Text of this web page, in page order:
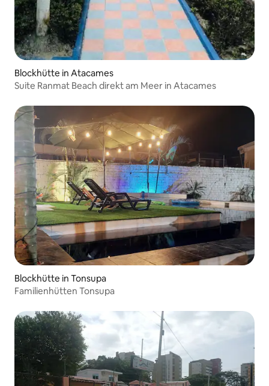
Blockhütte in Atacames
Suite Ranmat Beach direkt am Meer in Atacames
Blockhütte in Tonsupa
Familienhütten Tonsupa